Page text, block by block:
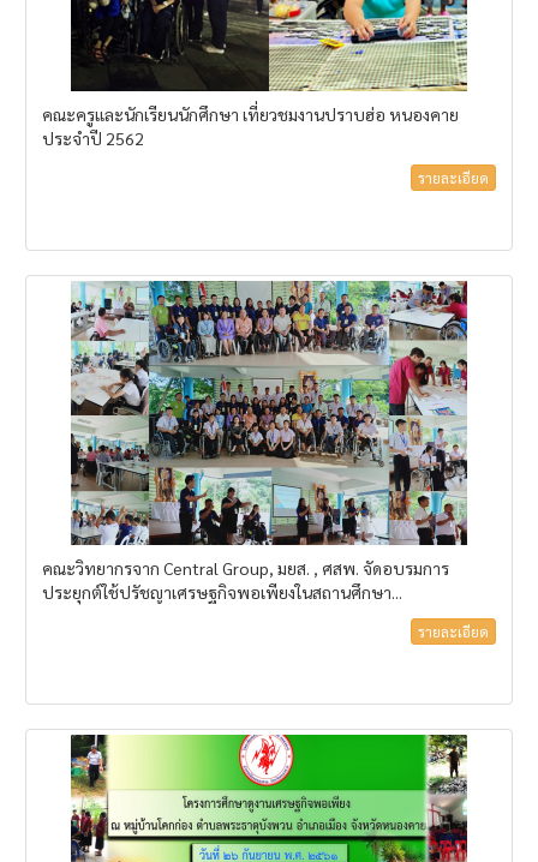
คณะครูและนักเรียนนักศึกษา เที่ยวชมงานปราบฮ่อ หนองคาย
ประจำปี 2562
รายละเอียด
คณะวิทยากรจาก Central Group, มยส. , ศสพ. จัดอบรมการ
ประยุกต์ใช้ปรัชญาเศรษฐกิจพอเพียงในสถานศึกษา...
รายละเอียด